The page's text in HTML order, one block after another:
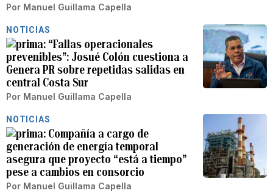
Por Manuel Guillama Capella
NOTICIAS
“Fallas operacionales
prevenibles”: Josué Colón cuestiona a
Genera PR sobre repetidas salidas en
central Costa Sur
Por Manuel Guillama Capella
NOTICIAS
Compañía a cargo de
generación de energía temporal
asegura que proyecto “está a tiempo”
pese a cambios en consorcio
Por Manuel Guillama Capella